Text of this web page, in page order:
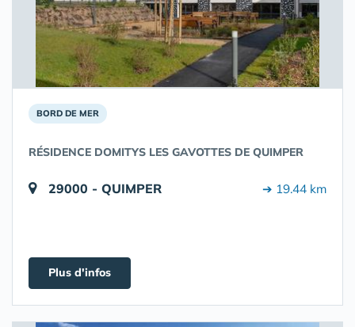
BORD DE MER
RÉSIDENCE DOMITYS LES GAVOTTES DE QUIMPER
29000 - QUIMPER ➔ 19.44 km
Plus d'infos